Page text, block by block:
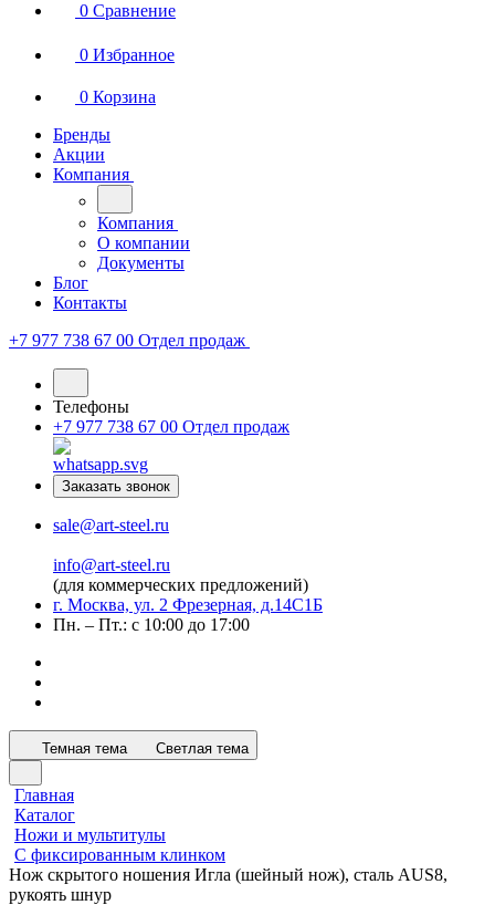
0 Сравнение
0 Избранное
0 Корзина
Бренды
Акции
Компания
Компания
О компании
Документы
Блог
Контакты
+7 977 738 67 00 Отдел продаж
Телефоны
+7 977 738 67 00 Отдел продаж
Заказать звонок
sale@art-steel.ru
info@art-steel.ru
(для коммерческих предложений)
г. Москва, ул. 2 Фрезерная, д.14С1Б
Пн. – Пт.: с 10:00 до 17:00
Темная тема Светлая тема
Главная
Каталог
Ножи и мультитулы
С фиксированным клинком
Нож скрытого ношения Игла (шейный нож), сталь AUS8,
рукоять шнур